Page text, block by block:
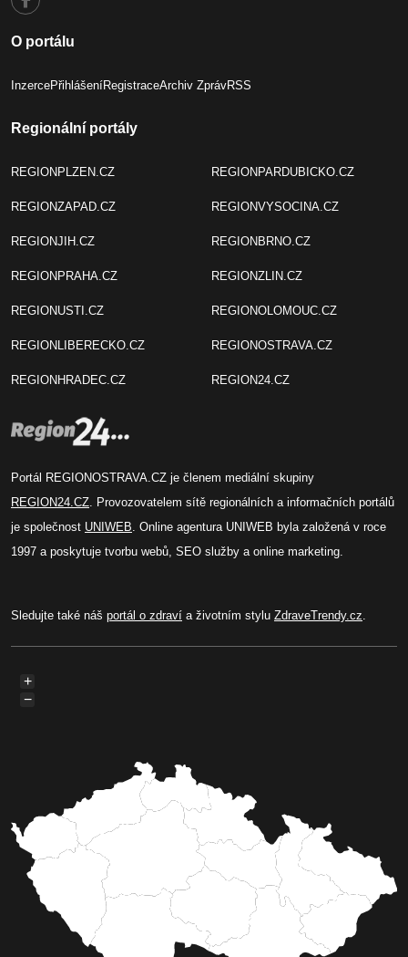
O portálu
InzercePřihlášeníRegistraceArchiv ZprávRSS
Regionální portály
REGIONPLZEN.CZ
REGIONZAPAD.CZ
REGIONJIH.CZ
REGIONPRAHA.CZ
REGIONUSTI.CZ
REGIONLIBERECKO.CZ
REGIONHRADEC.CZ
REGIONPARDUBICKO.CZ
REGIONVYSOCINA.CZ
REGIONBRNO.CZ
REGIONZLIN.CZ
REGIONOLOMOUC.CZ
REGIONOSTRAVA.CZ
REGION24.CZ
Portál REGIONOSTRAVA.CZ je členem mediální skupiny
REGION24.CZ . Provozovatelem sítě regionálních a informačních portálů
je společnost UNIWEB . Online agentura UNIWEB byla založená v roce
1997 a poskytuje tvorbu webů, SEO služby a online marketing.
Sledujte také náš portál o zdraví a životním stylu ZdraveTrendy.cz
+
−